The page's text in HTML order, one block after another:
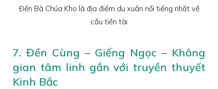
Đền Bà Chúa Kho là địa điểm du xuân nổi tiếng nhất về
cầu tiền tài
7. Đền Cùng – Giếng Ngọc – Không
gian tâm linh gắn với truyền thuyết
Kinh Bắc